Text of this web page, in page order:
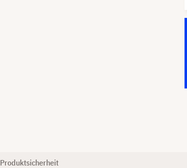
Produktsicherheit